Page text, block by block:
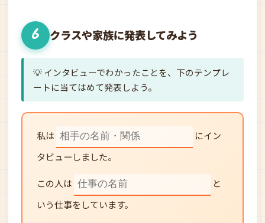
6 クラスや家族に発表してみよう
💡 インタビューでわかったことを、下のテンプレ
ートに当てはめて発表しよう。
私は
にイン
タビューしました。
この人は
と
いう仕事をしています。